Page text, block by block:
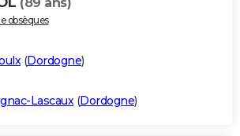
obsèques
(Dordogne)
Lascaux(Dordogne)